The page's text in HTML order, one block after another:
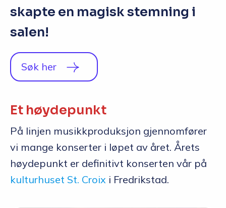
skapte en magisk stemning i
salen!
Søk her
Et høydepunkt
På linjen musikkproduksjon gjennomfører
vi mange konserter i løpet av året. Årets
høydepunkt er definitivt konserten vår på
kulturhuset St. Croix i Fredrikstad.